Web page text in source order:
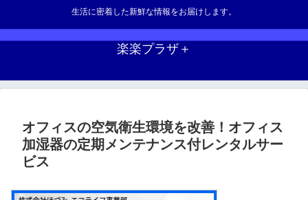
生活に密着した新鮮な情報をお届けします。
楽楽プラザ＋
オフィスの空気衛生環境を改善！オフィス
加湿器の定期メンテナンス付レンタルサー
ビス